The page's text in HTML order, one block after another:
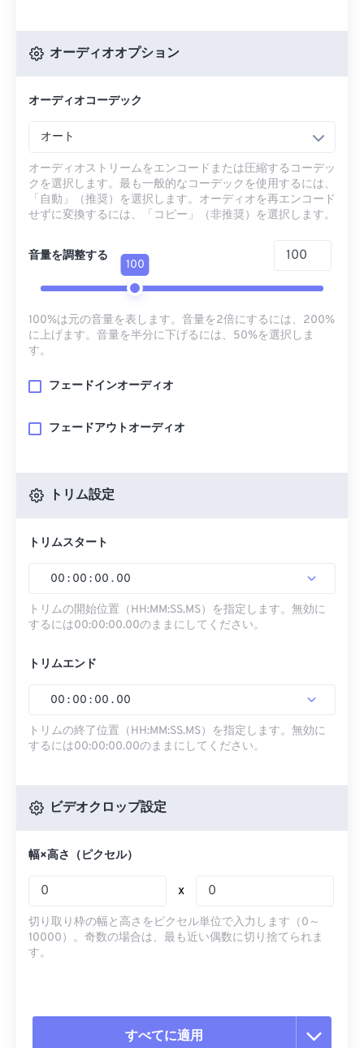
オーディオオプション
オーディオコーデック
オート
オーディオストリームをエンコードまたは圧縮するコーデッ
クを選択します。最も一般的なコーデックを使用するには、
「自動」（推奨）を選択します。オーディオを再エンコード
せずに変換するには、「コピー」（非推奨）を選択します。
音量を調整する
100
100%は元の音量を表します。音量を2倍にするには、200%
に上げます。音量を半分に下げるには、50%を選択しま
す。
フェードインオーディオ
フェードアウトオーディオ
トリム設定
トリムスタート
00 : 00 : 00 . 00
トリムの開始位置（HH:MM:SS.MS）を指定します。無効に
するには00:00:00.00のままにしてください。
トリムエンド
00 : 00 : 00 . 00
トリムの終了位置（HH:MM:SS.MS）を指定します。無効に
するには00:00:00.00のままにしてください。
ビデオクロップ設定
幅×高さ（ピクセル）
x
切り取り枠の幅と高さをピクセル単位で入力します（0～
10000）。奇数の場合は、最も近い偶数に切り捨てられま
す。
すべてに適用